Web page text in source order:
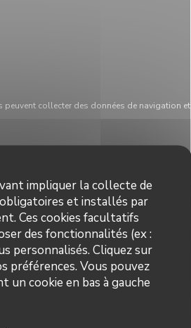
impliquer la collecte de
obligatoires et installés par
Ces cookies facultatifs
des fonctionnalités (ex :
personnalisés. Cliquez sur
préférences. Vous pouvez
cookie en bas à gauche
peuvent collecter des données de navigation et